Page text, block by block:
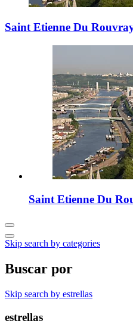
Saint Etienne Du
Saint Etienne Du
Skip search by categories
Buscar por
Skip search by estrellas
estrellas